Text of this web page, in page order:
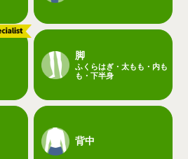
脚
ふくらはぎ・太もも・内も
も・下半身
背中